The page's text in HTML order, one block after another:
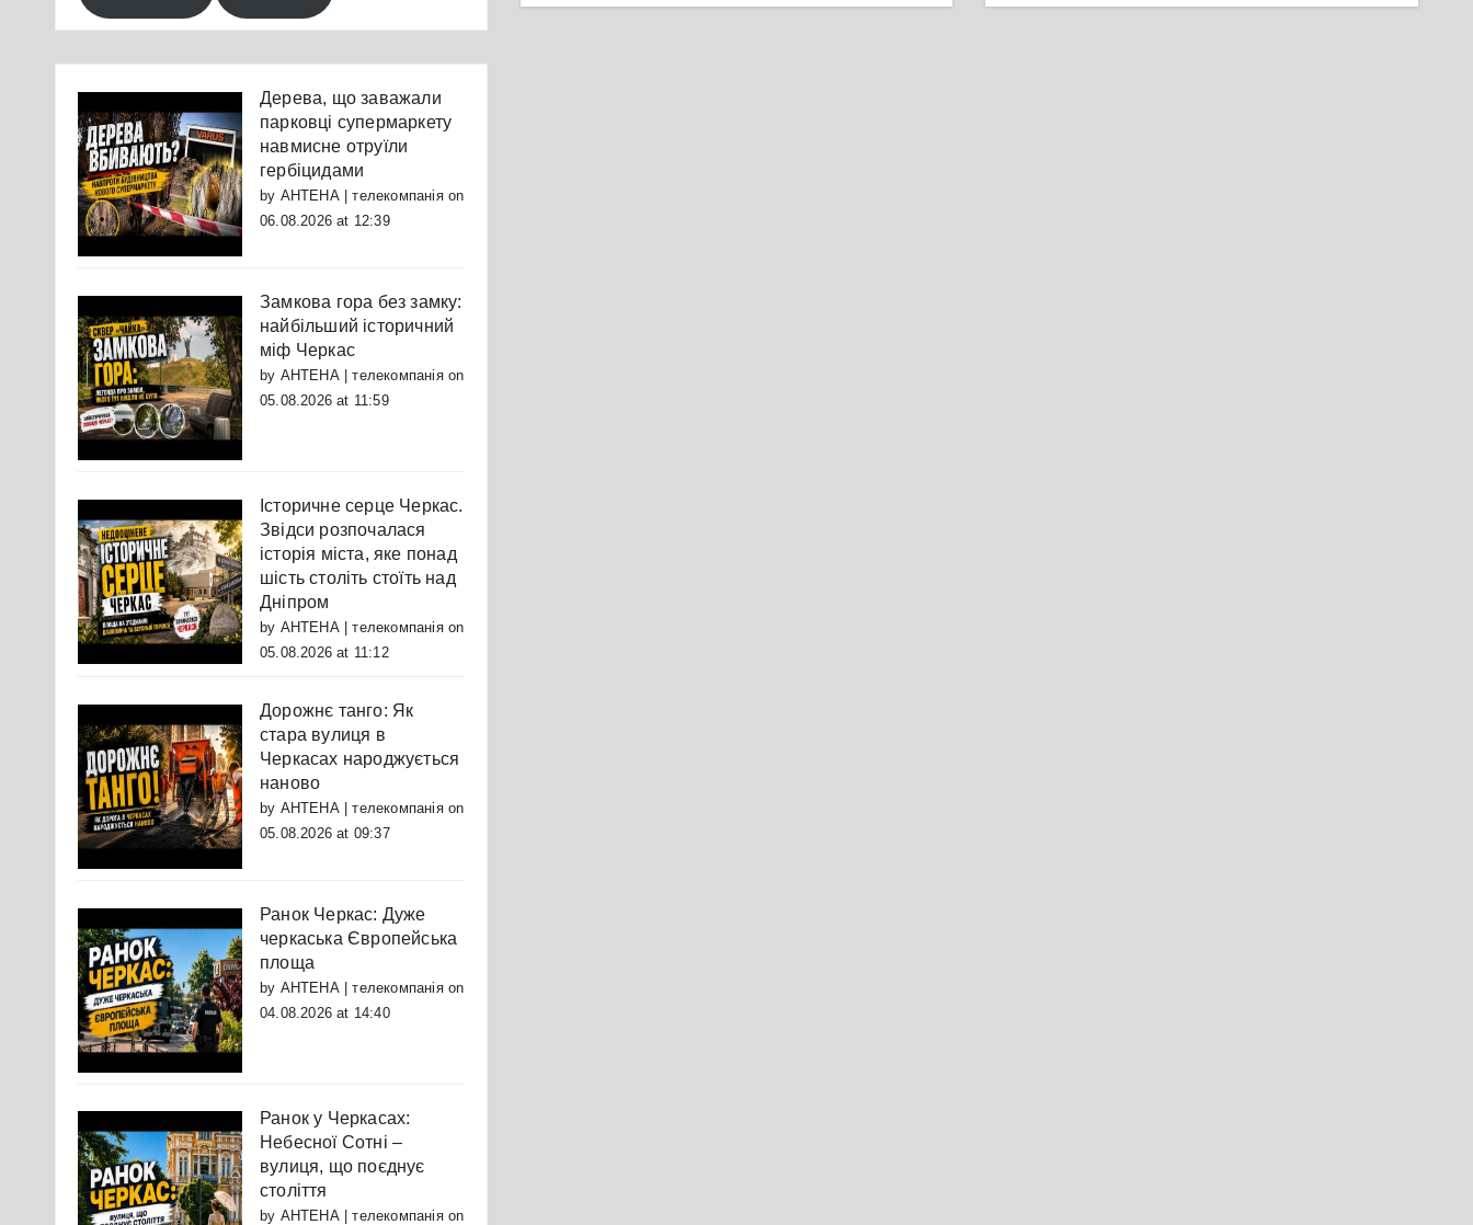
Дерева, що заважали
парковці супермаркету
навмисне отруїли
гербіцидами
by АНТЕНА | телекомпаніяon
06.08.2026 at 12:39
Замкова гора без замку:
найбільший історичний
міф Черкас
by АНТЕНА | телекомпаніяon
05.08.2026 at 11:59
Історичне серце Черкас.
Звідси розпочалася
історія міста, яке понад
шість століть стоїть над
Дніпром
by АНТЕНА | телекомпаніяon
05.08.2026 at 11:12
Дорожнє танго: Як
стара вулиця в
Черкасах народжується
наново
by АНТЕНА | телекомпаніяon
05.08.2026 at 09:37
Ранок Черкас: Дуже
черкаська Європейська
площа
by АНТЕНА | телекомпаніяon
04.08.2026 at 14:40
Ранок у Черкасах:
Небесної Сотні –
вулиця, що поєднує
століття
by АНТЕНА | телекомпаніяon